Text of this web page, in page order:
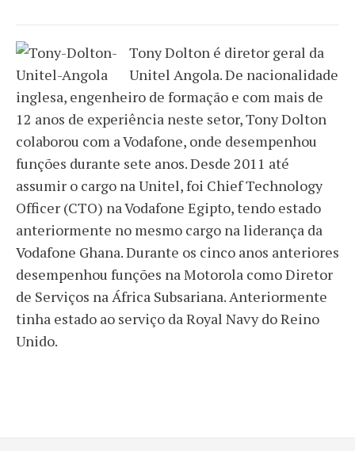
Tony Dolton é diretor geral da
Unitel Angola. De nacionalidade
inglesa, engenheiro de formação e com mais de
12 anos de experiência neste setor, Tony Dolton
colaborou com a Vodafone, onde desempenhou
funções durante sete anos. Desde 2011 até
assumir o cargo na Unitel, foi Chief Technology
Officer (CTO) na Vodafone Egipto, tendo estado
anteriormente no mesmo cargo na liderança da
Vodafone Ghana. Durante os cinco anos anteriores
desempenhou funções na Motorola como Diretor
de Serviços na África Subsariana. Anteriormente
tinha estado ao serviço da Royal Navy do Reino
Unido.